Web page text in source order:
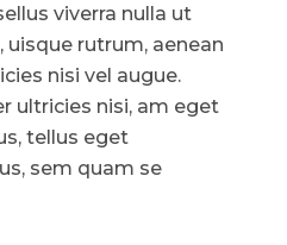
viverra nulla ut
rutrum, aenean
nisi vel augue.
ultricies nisi, am eget
tellus eget
sem quam se